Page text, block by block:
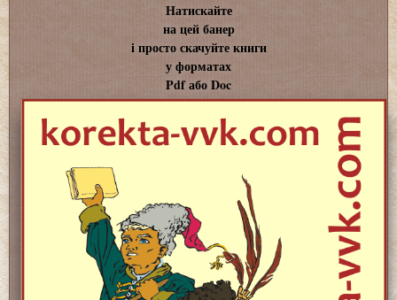
Натискайте
на цей банер
і просто скачуйте книги
у форматах
Pdf або Doc